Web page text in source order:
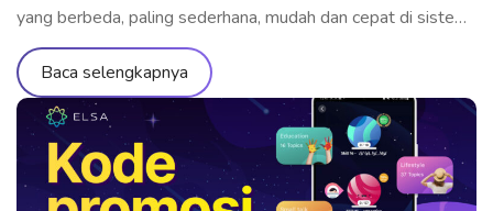
yang berbeda, paling sederhana, mudah dan cepat di sistem
operasi Android dan iOS
Baca selengkapnya